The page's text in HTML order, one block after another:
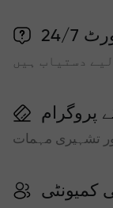
24/7
دستیاب ہیں
پروگرام
تشہیری مہمات
کمیونٹی